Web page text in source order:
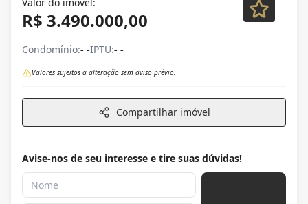
R$ 3.490.000,00
Condomínio:- -IPTU:- -
Valores sujeitos a alteração sem aviso prévio.
Compartilhar imóvel
Avise-nos de seu interesse e tire suas dúvidas!